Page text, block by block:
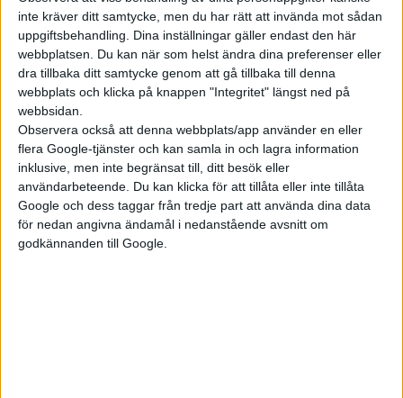
inte kräver ditt samtycke, men du har rätt att invända mot sådan
uppgiftsbehandling. Dina inställningar gäller endast den här
webbplatsen. Du kan när som helst ändra dina preferenser eller
dra tillbaka ditt samtycke genom att gå tillbaka till denna
webbplats och klicka på knappen "Integritet" längst ned på
webbsidan.
Observera också att denna webbplats/app använder en eller
flera Google-tjänster och kan samla in och lagra information
inklusive, men inte begränsat till, ditt besök eller
användarbeteende. Du kan klicka för att tillåta eller inte tillåta
Google och dess taggar från tredje part att använda dina data
för nedan angivna ändamål i nedanstående avsnitt om
godkännanden till Google.
med en smiley.
Företaget har under året också presenterat allt mindre
versioner av sin motor. Efter att först ha meddelat att de tagit
fram en motor på endast 13,1 kilo med en effekt på 550 kW
presenterades i oktober nyheten att de nu har en motor på
12,7 kilo med en effekt på 750 kW, alltså 1.019 hästkrafter. Då
som toppeffekt, men även vid vanlig körning ska motorn kunna
ge en effekt på 350 kW (476 hästkrafter).